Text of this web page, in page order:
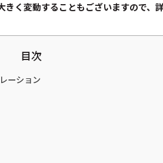
く変動することもございますので、
目次
ーション